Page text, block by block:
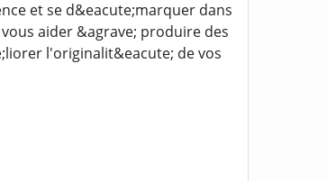
et se d&eacute;marquer dans
aider &agrave; produire des
l'originalit&eacute; de vos